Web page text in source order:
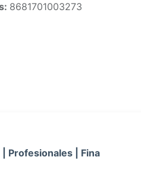
8681701003273
Profesionales | Fina